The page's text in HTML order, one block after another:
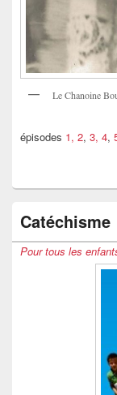
Le Chanoine
épisodes 1, 2, 3, 4,
Catéchisme
Pour tous les